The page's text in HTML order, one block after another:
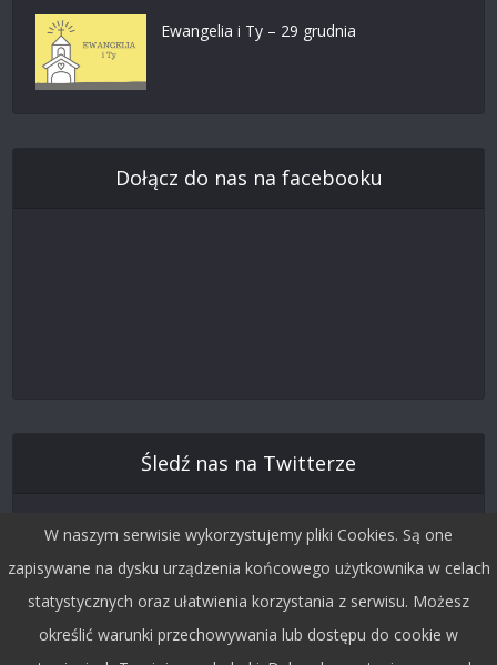
Ewangelia i Ty – 29 grudnia
Dołącz do nas na facebooku
Śledź nas na Twitterze
W naszym serwisie wykorzystujemy pliki Cookies. Są one
zapisywane na dysku urządzenia końcowego użytkownika w celach
statystycznych oraz ułatwienia korzystania z serwisu. Możesz
określić warunki przechowywania lub dostępu do cookie w